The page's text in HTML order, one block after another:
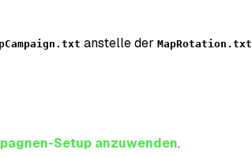
anstelle der MapRotation.txt
Setup anzuwenden.